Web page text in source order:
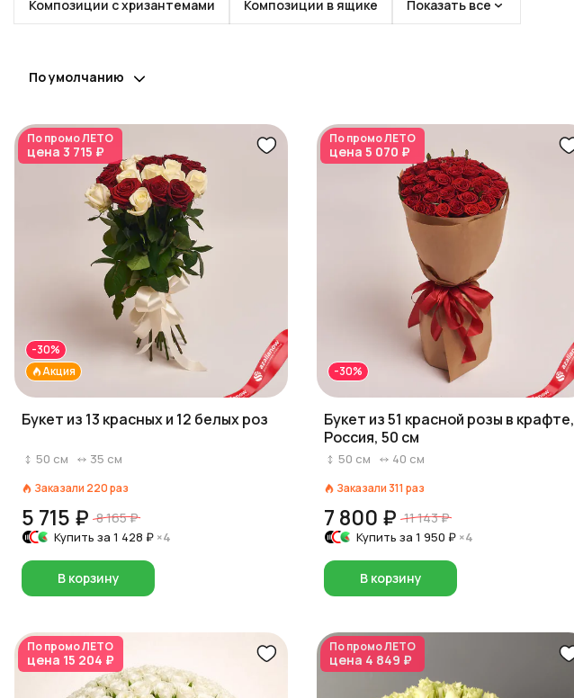
Композиции с хризантемами Композиции в ящике Показать все
По умолчанию
По промоЛЕТО
цена 3 715 ₽
Акция
-30%
Букет из 13 красных и 12 белых роз
50 см 35 см
Заказали 220раз
5 715 ₽ 8 165 ₽
Купить за 1 428 ₽ ×4
В корзину
По промоЛЕТО
цена 5 070 ₽
-30%
Букет из 51 красной розы в крафте,
Россия, 50 см
50 см 40 см
Заказали 311 раз
7 800 ₽ 11 143 ₽
Купить за 1 950 ₽ ×4
В корзину
По промоЛЕТО
цена 15 204 ₽
По промоЛЕТО
цена 4 849 ₽